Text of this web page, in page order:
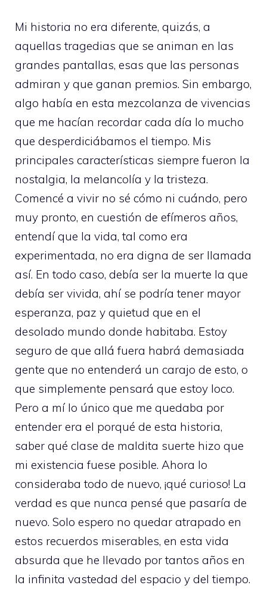
Mi historia no era diferente, quizás, a
aquellas tragedias que se animan en las
grandes pantallas, esas que las personas
admiran y que ganan premios. Sin embargo,
algo había en esta mezcolanza de vivencias
que me hacían recordar cada día lo mucho
que desperdiciábamos el tiempo. Mis
principales características siempre fueron la
nostalgia, la melancolía y la tristeza.
Comencé a vivir no sé cómo ni cuándo, pero
muy pronto, en cuestión de efímeros años,
entendí que la vida, tal como era
experimentada, no era digna de ser llamada
así. En todo caso, debía ser la muerte la que
debía ser vivida, ahí se podría tener mayor
esperanza, paz y quietud que en el
desolado mundo donde habitaba. Estoy
seguro de que allá fuera habrá demasiada
gente que no entenderá un carajo de esto, o
que simplemente pensará que estoy loco.
Pero a mí lo único que me quedaba por
entender era el porqué de esta historia,
saber qué clase de maldita suerte hizo que
mi existencia fuese posible. Ahora lo
consideraba todo de nuevo, ¡qué curioso! La
verdad es que nunca pensé que pasaría de
nuevo. Solo espero no quedar atrapado en
estos recuerdos miserables, en esta vida
absurda que he llevado por tantos años en
la infinita vastedad del espacio y del tiempo.